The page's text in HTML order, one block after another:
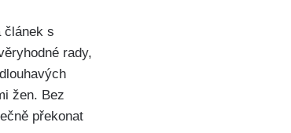
článek s
rady,
žen. Bez
překonat